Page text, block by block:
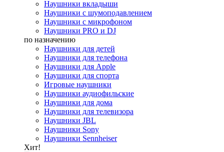
Наушники вкладыши
Наушники с шумоподавлением
Наушники с микрофоном
Наушники PRO и DJ
по назначению
Наушники для детей
Наушники для телефона
Наушники для Apple
Наушники для спорта
Игровые наушники
Наушники аудиофильские
Наушники для дома
Наушники для телевизора
Наушники JBL
Наушники Sony
Наушники Sennheiser
Хит!